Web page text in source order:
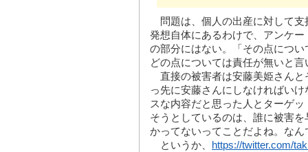
問題は、個人の出産に対して支
発想自体にあるわけで、アンケ
の部分にはない。「その点につ
どの点については責任が無いと
直接の被害者は安藤美姫さんと
っ先に安藤さんにしなければい
スな内容だと思った人とターゲ
そうとしているのは、誰に被害
かってないってことだよね。な
というか、 https://twitter.com/